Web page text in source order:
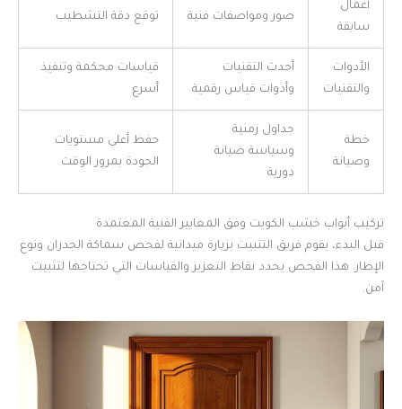
أعمال
سابقة
صور ومواصفات فنية توقع دقة التشطيب
الأدوات
والتقنيات
أحدث التقنيات
وأدوات قياس رقمية
قياسات محكمة وتنفيذ
أسرع
خطة
وصيانة
جداول زمنية
وسياسة صيانة
دورية
حفظ أعلى مستويات
الجودة بمرور الوقت
تركيب أبواب خشب الكويت وفق المعايير الفنية المعتمدة
قبل البدء، يقوم فريق التثبيت بزيارة ميدانية لفحص سماكة الجدران ونوع
الإطار. هذا الفحص يحدد نقاط التعزيز والقياسات التي تحتاجها لتثبيت
آمن.